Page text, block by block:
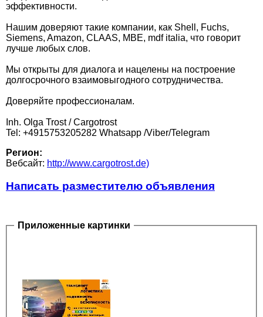
эффективности.
Нашим доверяют такие компании, как Shell, Fuchs,
Siemens, Amazon, CLAAS, MBE, mdf italia, что говорит
лучше любых слов.
Мы открыты для диалога и нацелены на построение
долгосрочного взаимовыгодного сотрудничества.
Доверяйте профессионалам.
Inh. Olga Trost / Cargotrost
Tel: +4915753205282 Whatsapp /Viber/Telegram
Регион:
Вебсайт: http://www.cargotrost.de)
Написать разместителю объявления
Приложенные картинки